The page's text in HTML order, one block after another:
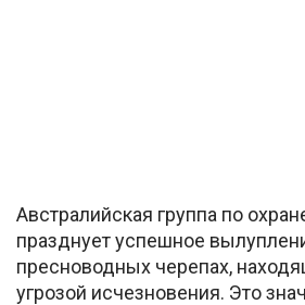
Австралийская группа по
празднует успешное
пресноводных черепах,
угрозой исчезновения. Это